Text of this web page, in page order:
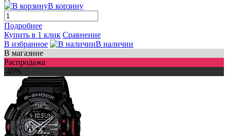
В корзину
Подробнее
Купить в 1 клик Сравнение
В избранное
В наличии
В магазине
Распродажа
-45%